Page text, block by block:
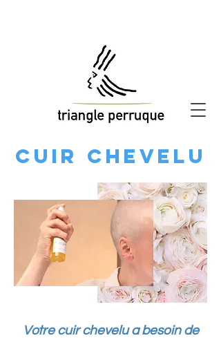
CUIR CHEVELU
Votre cuir chevelu a besoin de